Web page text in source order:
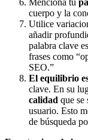
Menciona tu
cuerpo y la
Utilice
añadir
palabra clave
frases como
SEO.”
El equilibrio
clave. En su
calidad que se
usuario. Esto
de búsqueda